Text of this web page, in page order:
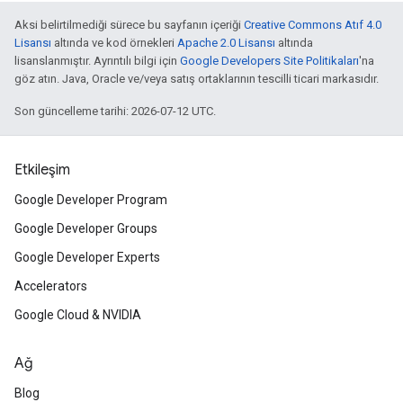
Aksi belirtilmediği sürece bu sayfanın içeriği Creative Commons Atıf 4.0
Lisansı altında ve kod örnekleri Apache 2.0 Lisansı altında
lisanslanmıştır. Ayrıntılı bilgi için Google Developers Site Politikaları'na
göz atın. Java, Oracle ve/veya satış ortaklarının tescilli ticari markasıdır.
Son güncelleme tarihi: 2026-07-12 UTC.
Etkileşim
Google Developer Program
Google Developer Groups
Google Developer Experts
Accelerators
Google Cloud & NVIDIA
Ağ
Blog